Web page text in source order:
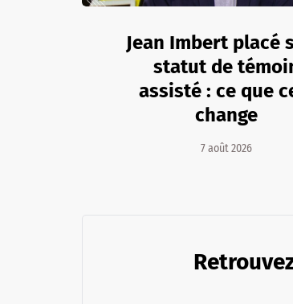
Jean Imbert placé
statut de
assisté : ce que
change
7 août 2026